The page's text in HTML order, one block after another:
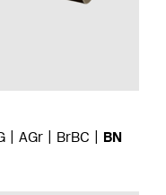
AGr BrBC BN